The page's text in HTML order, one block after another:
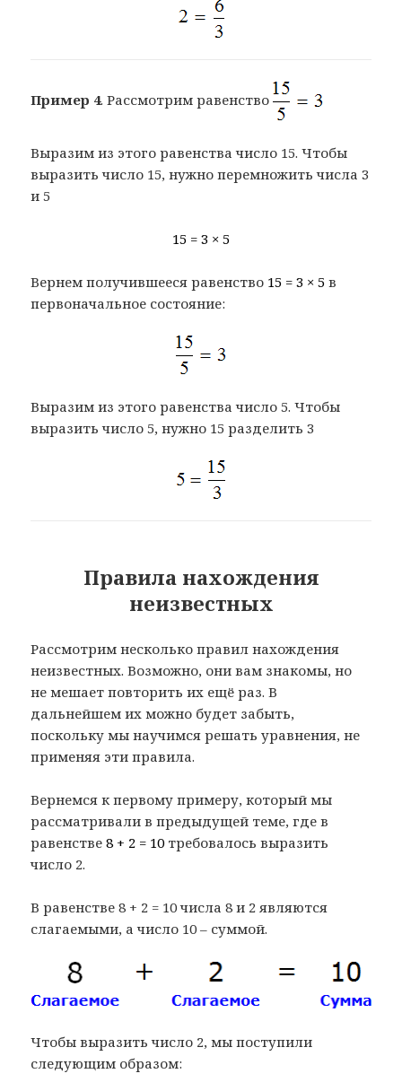
Пример 4. Рассмотрим равенство
Выразим из этого равенства число 15. Чтобы
выразить число 15, нужно перемножить числа 3
и 5
15 = 3 × 5
Вернем получившееся равенство 15 = 3 × 5 в
первоначальное состояние:
Выразим из этого равенства число 5. Чтобы
выразить число 5, нужно 15 разделить 3
Правила нахождения
неизвестных
Рассмотрим несколько правил нахождения
неизвестных. Возможно, они вам знакомы, но
не мешает повторить их ещё раз. В
дальнейшем их можно будет забыть,
поскольку мы научимся решать уравнения, не
применяя эти правила.
Вернемся к первому примеру, который мы
рассматривали в предыдущей теме, где в
равенстве8 + 2 = 10 требовалось выразить
число 2.
В равенстве 8 + 2 = 10 числа 8 и 2 являются
слагаемыми, а число 10 – суммой.
Чтобы выразить число 2, мы поступили
следующим образом: